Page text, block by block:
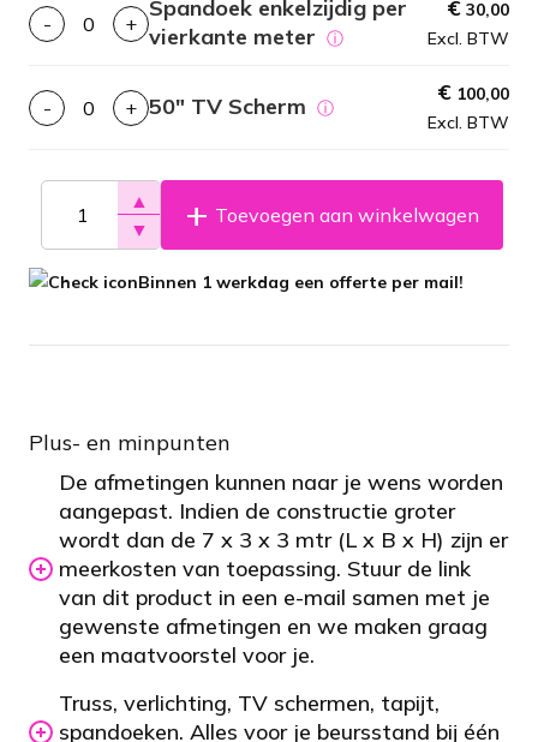
- +
Spandoek enkelzijdig per
vierkante meter ⓘ
€ 30,00
Excl. BTW
- + 50″ TV Scherm ⓘ
€ 100,00
Excl. BTW
▲
▼
Toevoegen aan winkelwagen
Binnen 1 werkdag een offerte per mail!
Plus- en minpunten
De afmetingen kunnen naar je wens worden
aangepast. Indien de constructie groter
wordt dan de 7 x 3 x 3 mtr (L x B x H) zijn er
meerkosten van toepassing. Stuur de link
van dit product in een e-mail samen met je
gewenste afmetingen en we maken graag
een maatvoorstel voor je.
Truss, verlichting, TV schermen, tapijt,
spandoeken. Alles voor je beursstand bij één